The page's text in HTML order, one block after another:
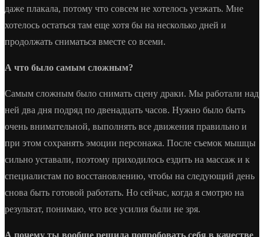
даже плакала, потому что совсем не хотелось уезжать. Мне
хотелось остаться там еще хотя бы на несколько дней и
продолжать сниматься вместе со всеми.
А что было самым сложным?
Самым сложным было снимать сцену драки. Мы работали над
ней два дня подряд по двенадцать часов. Нужно было быть
очень внимательной, выполнять все движения правильно и
при этом сохранять эмоции персонажа. После съемок мышцы
сильно уставали, поэтому приходилось ездить на массаж и к
специалистам по восстановлению, чтобы на следующий день
снова быть готовой работать. Но сейчас, когда я смотрю на
результат, понимаю, что все усилия были не зря.
А почему ты вообще решила попробовать себя в качестве